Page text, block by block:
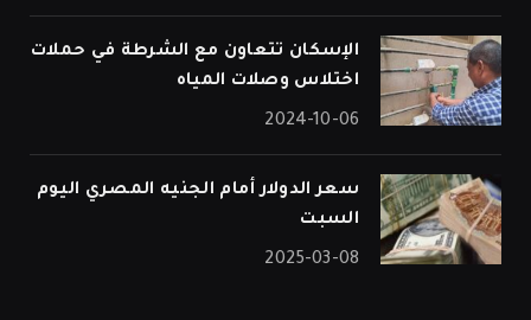
الإسكان تتعاون مع الشرطة في حملات
اختلاس وصلات المياه
2024-10-06
سعر الدولار أمام الجنيه المصري اليوم
السبت
2025-03-08